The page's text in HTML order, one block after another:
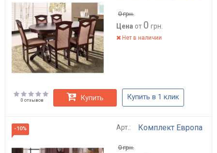
0грн.
Цена от 0 грн.
Нет в наличии
0 отзывов Купить Купить в 1 клик
-10% Арт.: Комплект Европа
0грн.